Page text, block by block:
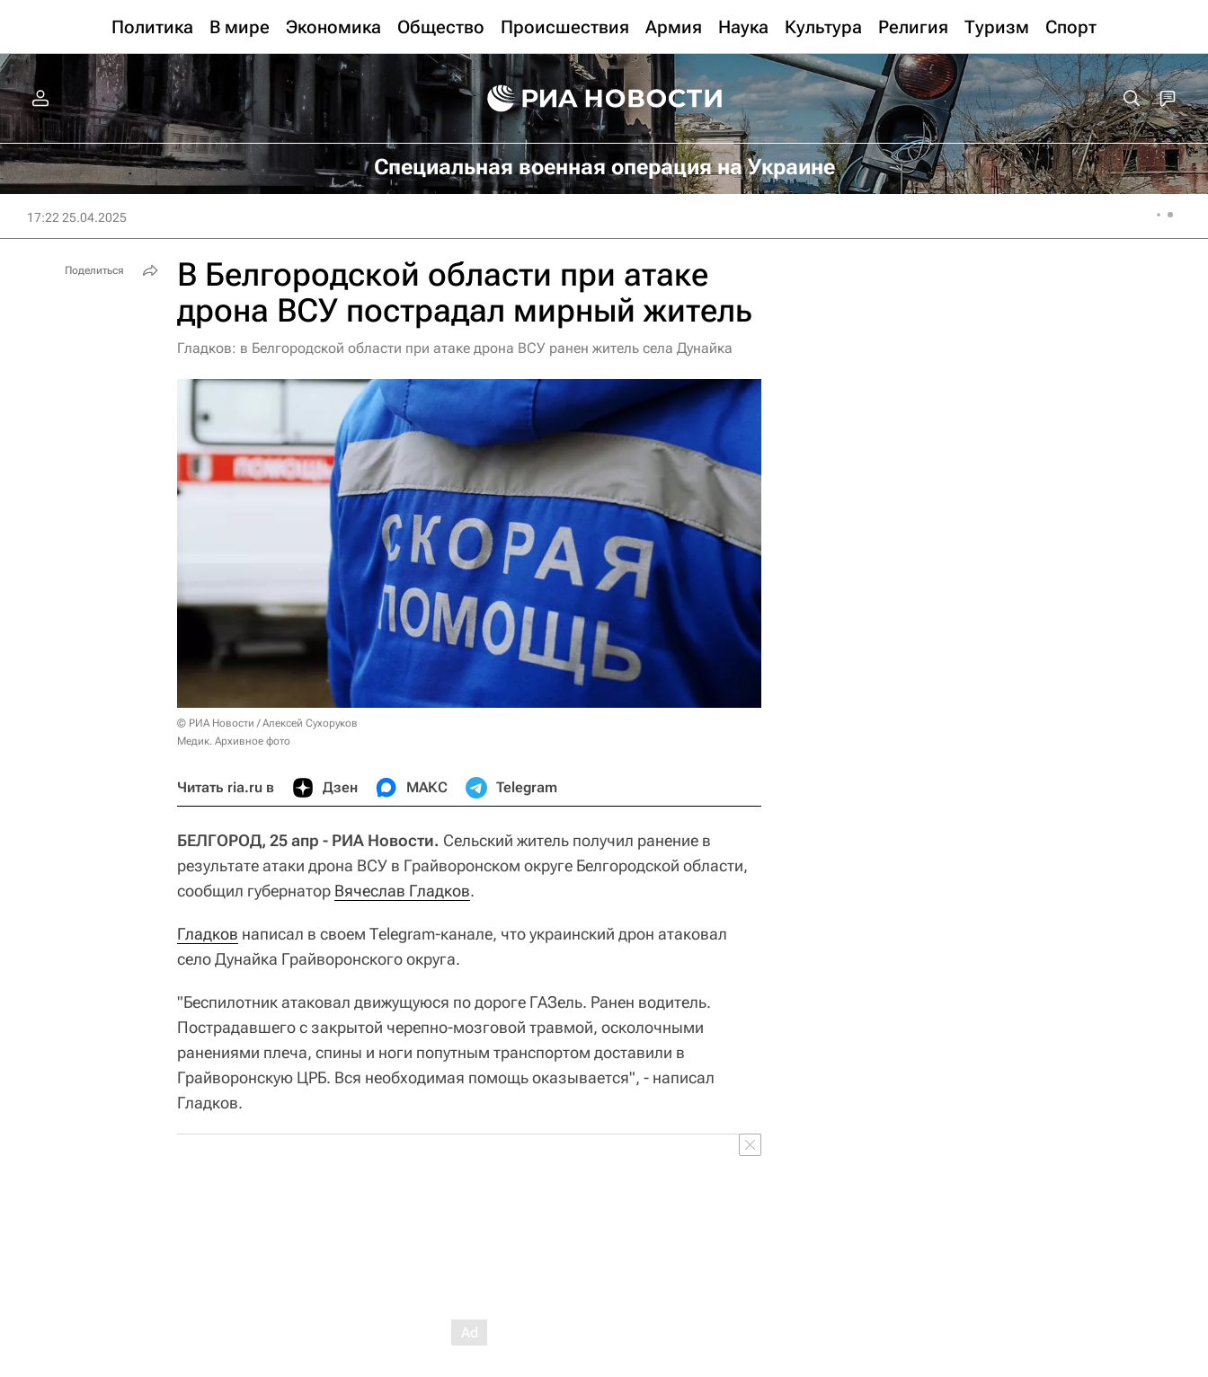
Политика В мире Экономика Общество Происшествия Армия Наука Культура Религия Туризм Спорт
Специальная военная операция на Украине
17:22 25.04.2025
В Белгородской области при атаке
дрона ВСУ пострадал мирный житель
Гладков: в Белгородской области при атаке дрона ВСУ ранен житель села Дунайка
© РИА Новости / Алексей Сухоруков
Медик. Архивное фото
Читать ria.ru в Дзен МАКС Telegram
БЕЛГОРОД, 25 апр - РИА Новости. Сельский житель получил ранение в
результате атаки дрона ВСУ в Грайворонском округе Белгородской области,
сообщил губернатор Вячеслав Гладков.
Гладков написал в своем Тelegram-канале, что украинский дрон атаковал
село Дунайка Грайворонского округа.
"Беспилотник атаковал движущуюся по дороге ГАЗель. Ранен водитель.
Пострадавшего с закрытой черепно-мозговой травмой, осколочными
ранениями плеча, спины и ноги попутным транспортом доставили в
Грайворонскую ЦРБ. Вся необходимая помощь оказывается", - написал
Гладков.
Поделиться